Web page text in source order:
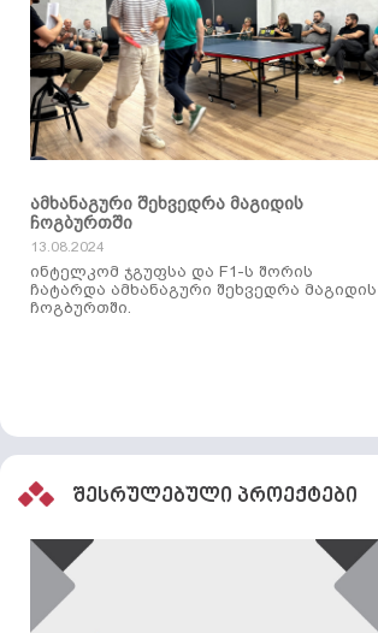
ამხანაგური შეხვედრა მაგიდის
ჩოგბურთში
13.08.2024
ინტელკომ ჯგუფსა და F1-ს შორის
ჩატარდა ამხანაგური შეხვედრა მაგიდის
ჩოგბურთში.
შესრულებული პროექტები